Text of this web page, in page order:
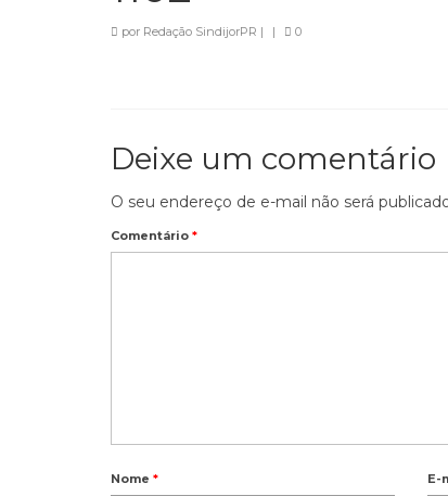
por Redação SindijorPR | | 0
Deixe um comentário
O seu endereço de e-mail não será
Comentário *
Nome * E-